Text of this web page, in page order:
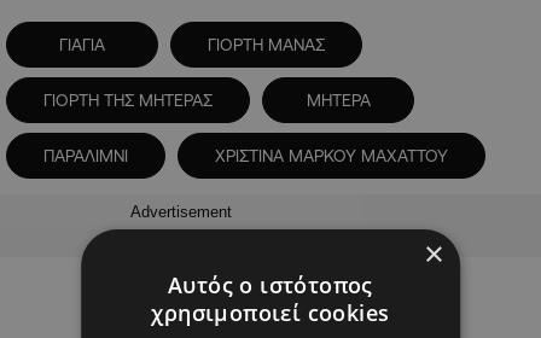
ΓΙΑΓΙΑ ΓΙΟΡΤΗ ΜΑΝΑΣ
ΓΙΟΡΤΗ ΤΗΣ ΜΗΤΕΡΑΣ ΜΗΤΕΡΑ
ΠΑΡΑΛΙΜΝΙ ΧΡΙΣΤΙΝΑ ΜΑΡΚΟΥ ΜΑΧΑΤΤΟΥ
Advertisement
×
Αυτός ο ιστότοπος
χρησιμοποιεί cookies